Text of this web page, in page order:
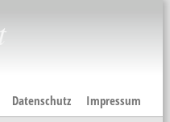
Datenschutz Impressum